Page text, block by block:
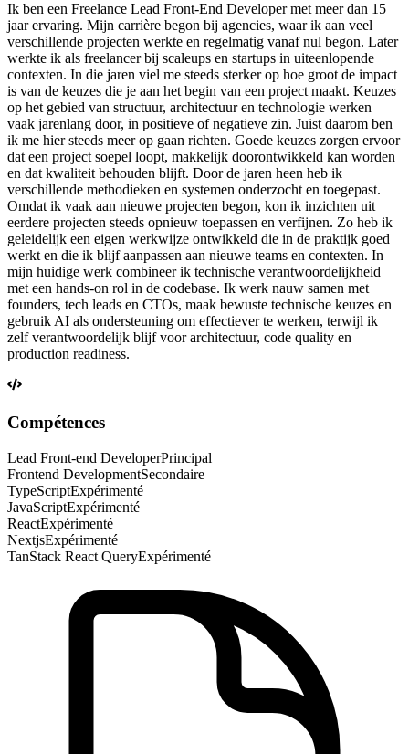
Ik ben een Freelance Lead Front-End Developer met meer dan 15
jaar ervaring. Mijn carrière begon bij agencies, waar ik aan veel
verschillende projecten werkte en regelmatig vanaf nul begon. Later
werkte ik als freelancer bij scaleups en startups in uiteenlopende
contexten. In die jaren viel me steeds sterker op hoe groot de impact
is van de keuzes die je aan het begin van een project maakt. Keuzes
op het gebied van structuur, architectuur en technologie werken
vaak jarenlang door, in positieve of negatieve zin. Juist daarom ben
ik me hier steeds meer op gaan richten. Goede keuzes zorgen ervoor
dat een project soepel loopt, makkelijk doorontwikkeld kan worden
en dat kwaliteit behouden blijft. Door de jaren heen heb ik
verschillende methodieken en systemen onderzocht en toegepast.
Omdat ik vaak aan nieuwe projecten begon, kon ik inzichten uit
eerdere projecten steeds opnieuw toepassen en verfijnen. Zo heb ik
geleidelijk een eigen werkwijze ontwikkeld die in de praktijk goed
werkt en die ik blijf aanpassen aan nieuwe teams en contexten. In
mijn huidige werk combineer ik technische verantwoordelijkheid
met een hands-on rol in de codebase. Ik werk nauw samen met
founders, tech leads en CTOs, maak bewuste technische keuzes en
gebruik AI als ondersteuning om effectiever te werken, terwijl ik
zelf verantwoordelijk blijf voor architectuur, code quality en
production readiness.
Compétences
Lead Front-end DeveloperPrincipal
Frontend DevelopmentSecondaire
TypeScriptExpérimenté
JavaScriptExpérimenté
ReactExpérimenté
NextjsExpérimenté
TanStack React QueryExpérimenté